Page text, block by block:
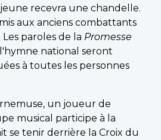
recevra une chandelle.
aux anciens combattants
paroles de la Promesse
national seront
à toutes les personnes
un joueur de
musical participe à la
se tenir derrière la Croix du